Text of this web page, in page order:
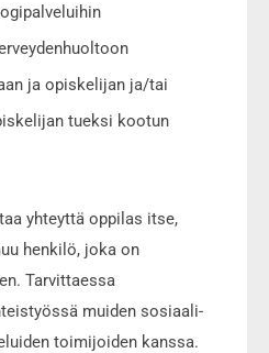
ja opiskelijan ja/tai
tueksi kootun
yhteyttä oppilas itse,
henkilö, joka on
Tarvittaessa
muiden sosiaali-
toimijoiden kanssa.